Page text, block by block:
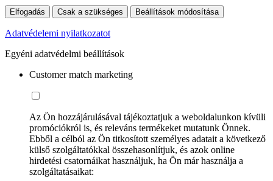
Elfogadás Csak a szükséges Beállítások módosítása
Adatvédelemi nyilatkozatot
Egyéni adatvédelmi beállítások
Customer match marketing
Az Ön hozzájárulásával tájékoztatjuk a weboldalunkon kívüli
promóciókról is, és releváns termékeket mutatunk Önnek.
Ebből a célból az Ön titkosított személyes adatait a következő
külső szolgáltatókkal összehasonlítjuk, és azok online
hirdetési csatornáikat használjuk, ha Ön már használja a
szolgáltatásaikat: